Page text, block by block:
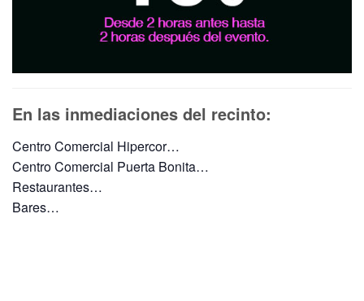
En las inmediaciones del recinto:
Centro Comercial Hipercor…
Centro Comercial Puerta Bonita…
Restaurantes…
Bares…